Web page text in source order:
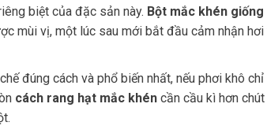
biệt của đặc sản này. Bột mắc khén giống
mùi vị, một lúc sau mới bắt đầu cảm nhận
đúng cách và phổ biến nhất, nếu phơi khô
cách rang hạt mắc khéncần cầu kì hơn